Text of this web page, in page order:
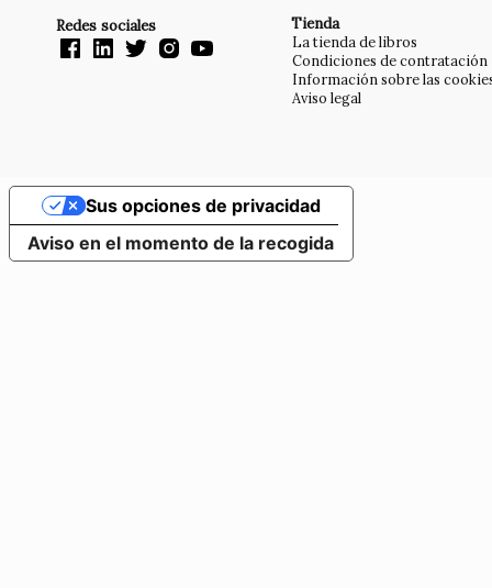
Redes sociales Tienda
La tienda de libros
Condiciones de contratación
Información sobre las
Aviso legal
Aviso en el momento de la recogida
Sus opciones de privacidad